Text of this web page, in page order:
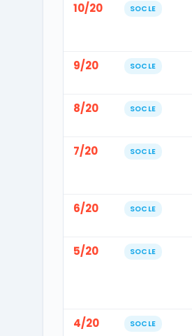
10/20 SOCLE
9/20 SOCLE
8/20 SOCLE
7/20 SOCLE
6/20 SOCLE
5/20 SOCLE
4/20 SOCLE